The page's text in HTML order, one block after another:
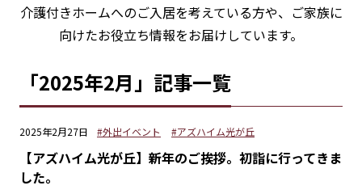
介護付きホームへのご入居を考えている方や、ご家族に
向けたお役立ち情報をお届けしています。
「2025年2月」記事一覧
2025年2月27日 #外出イベント #アズハイム光が丘
【アズハイム光が丘】新年のご挨拶。初詣に行ってきま
した。